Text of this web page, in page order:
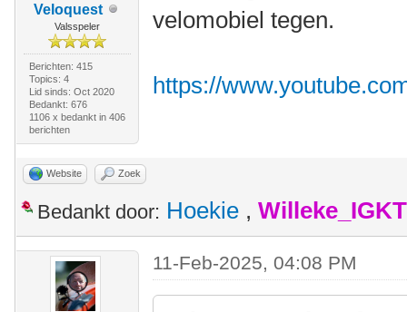
Veloquest
Valsspeler
Berichten: 415
Topics: 4
Lid sinds: Oct 2020
Bedankt: 676
1106 x bedankt in 406
berichten
velomobiel tegen.
https://
Website Zoek
Bedankt door: Hoekie , Willeke_IGKT
11-Feb-2025, 04:08 PM